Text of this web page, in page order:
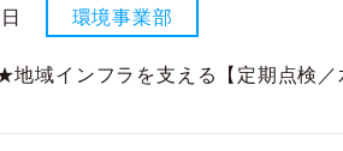
環境事業部
域インフラを支える【定期点検／